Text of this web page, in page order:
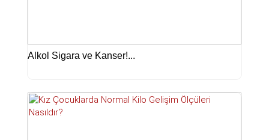
Alkol Sigara ve Kanser!...